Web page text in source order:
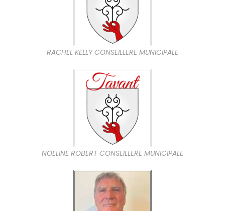
RACHEL KELLY CONSEILLERE MUNICIPALE
NOELINE ROBERT CONSEILLERE MUNICIPALE